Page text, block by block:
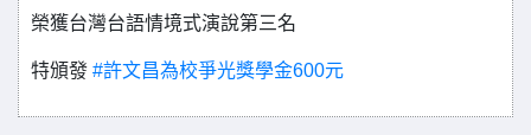
榮獲台灣台語情境式演說第三名
特頒發 #許文昌為校爭光獎學金600元